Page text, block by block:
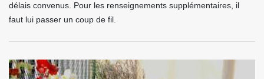
délais convenus. Pour les renseignements supplémentaires, il
faut lui passer un coup de fil.